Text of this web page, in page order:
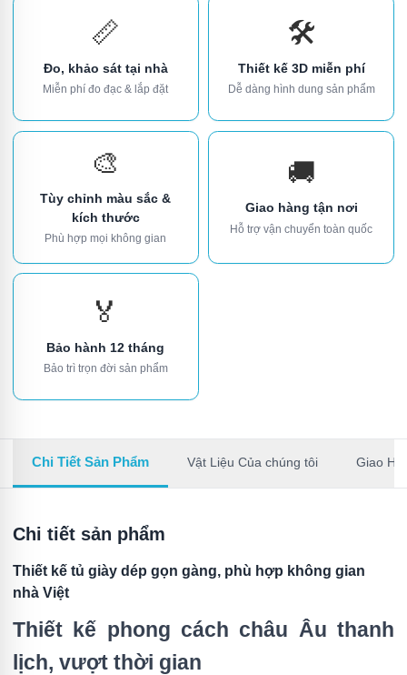
📏
Đo, khảo sát tại nhà
Miễn phí đo đạc & lắp đặt
🛠️
Thiết kế 3D miễn phí
Dễ dàng hình dung sản phẩm
🎨
Tùy chỉnh màu sắc &
kích thước
Phù hợp mọi không gian
🚚
Giao hàng tận nơi
Hỗ trợ vận chuyển toàn quốc
🏅
Bảo hành 12 tháng
Bảo trì trọn đời sản phẩm
Chi Tiết Sản Phẩm Vật Liệu Của chúng tôi Giao
Chi tiết sản phẩm
Thiết kế tủ giày dép gọn gàng, phù hợp không gian
nhà Việt
Thiết kế phong cách châu Âu thanh
lịch, vượt thời gian